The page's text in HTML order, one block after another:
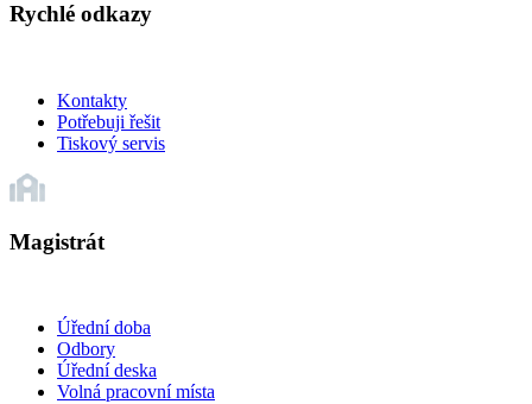
Rychlé odkazy
Kontakty
Potřebuji řešit
Tiskový servis
Magistrát
Úřední doba
Odbory
Úřední deska
Volná pracovní místa